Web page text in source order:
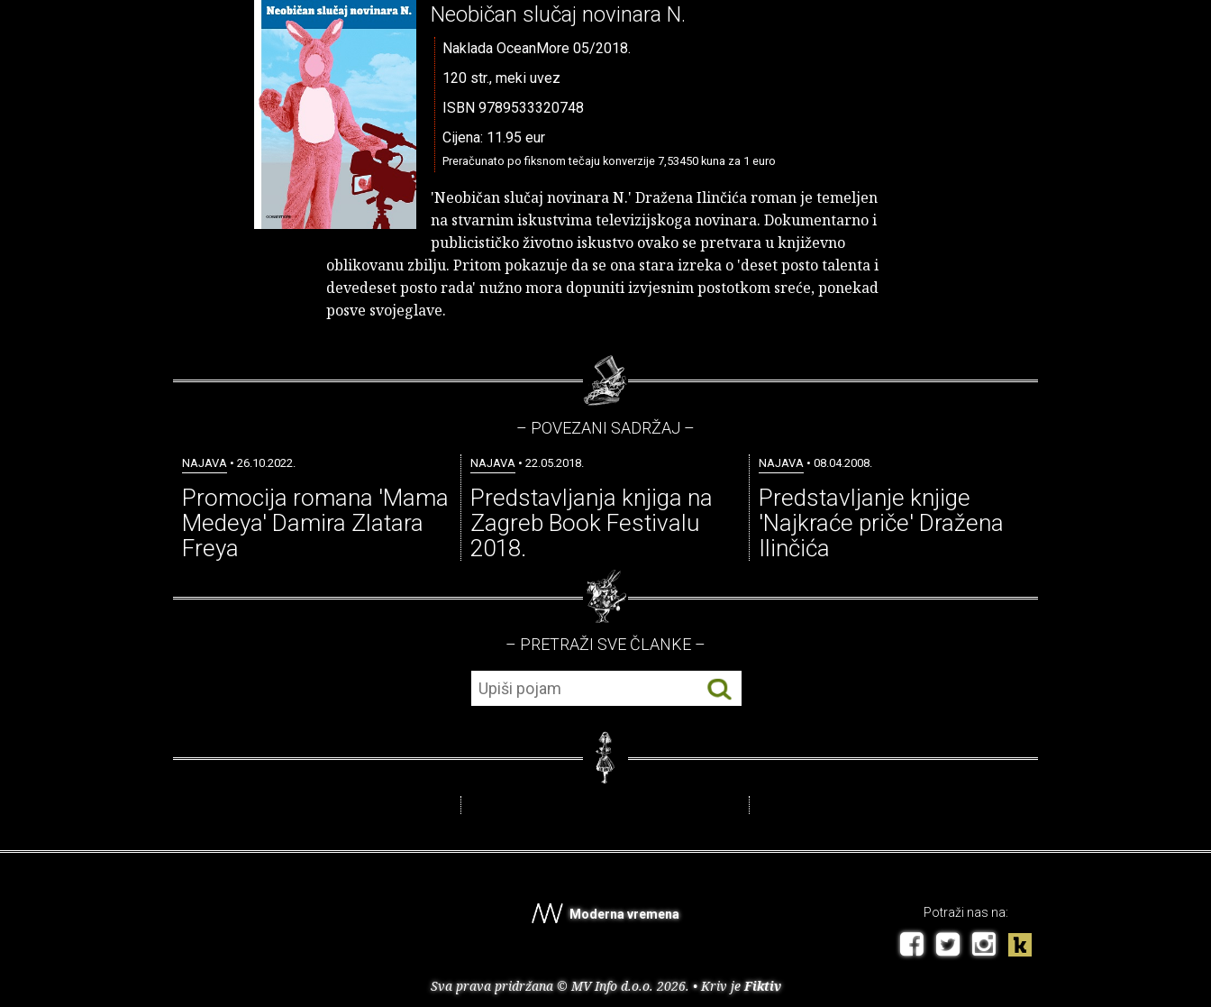
Neobičan slučaj novinara N.
Naklada OceanMore 05/2018.
120 str., meki uvez
ISBN 9789533320748
Cijena: 11.95 eur
Preračunato po fiksnom tečaju konverzije 7,53450 kuna za 1 euro
'Neobičan slučaj novinara N.' Dražena Ilinčića roman je temeljen
na stvarnim iskustvima televizijskoga novinara. Dokumentarno i
publicističko životno iskustvo ovako se pretvara u književno
oblikovanu zbilju. Pritom pokazuje da se ona stara izreka o 'deset posto talenta i
devedeset posto rada' nužno mora dopuniti izvjesnim postotkom sreće, ponekad
posve svojeglave.
– POVEZANI SADRŽAJ –
NAJAVA• 26.10.2022.
Promocija romana 'Mama
Medeya' Damira Zlatara
Freya
NAJAVA• 22.05.2018.
Predstavljanja knjiga na
Zagreb Book Festivalu
2018.
NAJAVA• 08.04.2008.
Predstavljanje knjige
'Najkraće priče' Dražena
Ilinčića
– PRETRAŽI SVE ČLANKE –
Moderna vremena
Sva prava pridržana © MV Info d.o.o. 2026. • Kriv jeFiktiv
Potraži nas na: